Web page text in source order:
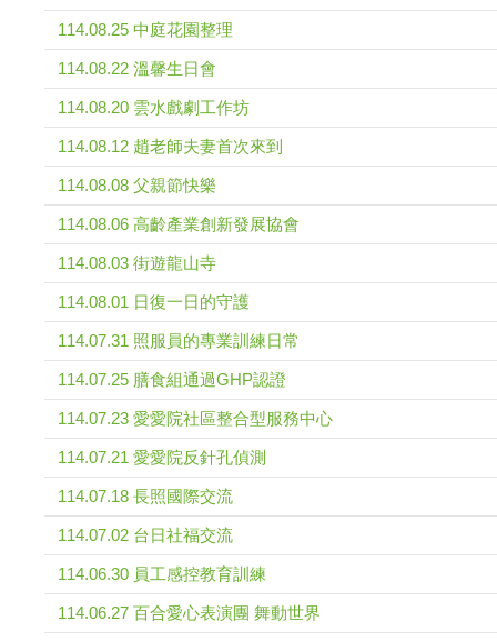
114.08.25 中庭花園整理
114.08.22 溫馨生日會
114.08.20 雲水戲劇工作坊
114.08.12 趙老師夫妻首次來到
114.08.08 父親節快樂
114.08.06 高齡產業創新發展協會
114.08.03 街遊龍山寺
114.08.01 日復一日的守護
114.07.31 照服員的專業訓練日常
114.07.25 膳食組通過GHP認證
114.07.23 愛愛院社區整合型服務中心
114.07.21 愛愛院反針孔偵測
114.07.18 長照國際交流
114.07.02 台日社福交流
114.06.30 員工感控教育訓練
114.06.27 百合愛心表演團 舞動世界